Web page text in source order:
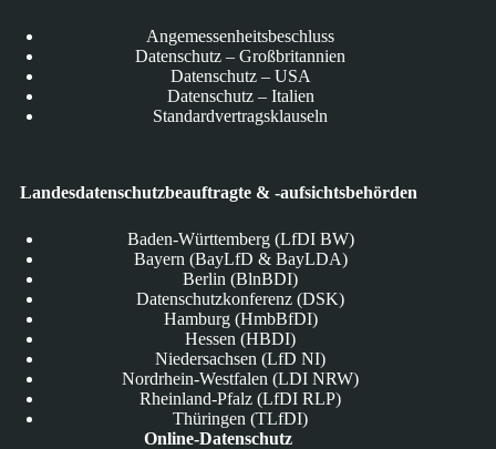
Angemessenheitsbeschluss
Datenschutz – Großbritannien
Datenschutz – USA
Datenschutz – Italien
Standardvertragsklauseln
Landesdatenschutzbeauftragte & -aufsichtsbehörden
Baden-Württemberg (LfDI BW)
Bayern (BayLfD & BayLDA)
Berlin (BlnBDI)
Datenschutzkonferenz (DSK)
Hamburg (HmbBfDI)
Hessen (HBDI)
Niedersachsen (LfD NI)
Nordrhein-Westfalen (LDI NRW)
Rheinland-Pfalz (LfDI RLP)
Thüringen (TLfDI)
Online-Datenschutz